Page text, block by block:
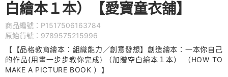
白繪本１本）【愛寶童衣舖】
商品編號：P1517506163784
原始貨號：9789575215996
【【品格教育繪本：組織能力／創意發想】創造繪本：一本你自己
的作品{用畫一步步教你完成} （加贈空白繪本１本） （HOW TO
MAKE A PICTURE BOOK ）】